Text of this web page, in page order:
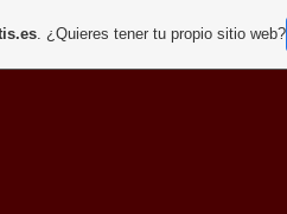
. ¿Quieres tener tu propio sitio web?